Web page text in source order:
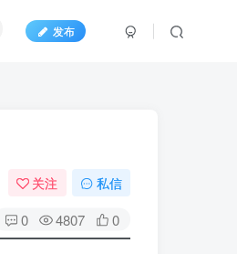
发布
关注 私信
0 4807 0